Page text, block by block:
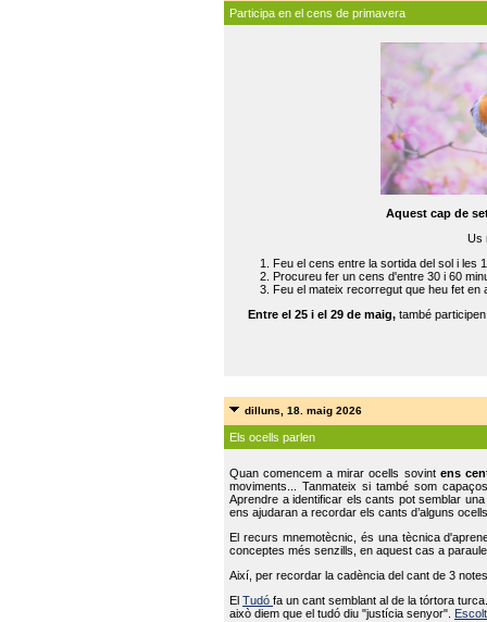
Participa en el cens de primavera
Aquest cap de
Us
Feu el cens entre la sortida del sol i les
Procureu fer un cens d'entre 30 i 60
Feu el mateix recorregut que heu fet en
Entre el 25 i el 29 de maig, també
dilluns, 18. maig 2026
Els ocells parlen
Quan comencem a mirar ocells sovint ens
moviments... Tanmateix si també som
Aprendre a identificar els cants pot semblar
ens ajudaran a recordar els cants d’alguns
El recurs mnemotècnic, és una tècnica
conceptes més senzills, en aquest cas a
Així, per recordar la cadència del cant de 3
ElTudófa un cant semblant al de la tórtora
això diem que el tudó diu "justícia senyor".